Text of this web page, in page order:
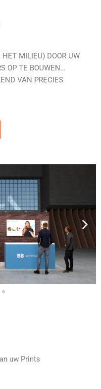
MILIEU) DOOR UW
OP TE BOUWEN…
VAN PRECIES
uw Prints